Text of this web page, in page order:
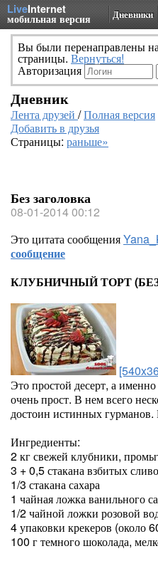
LiveInternet
мобильная версия Дневники
Вы были перенаправлены
страницы. Вернуться!
Авторизация
Дневник
Лента друзей /Полная версия
Добавить в друзья
Страницы: раньше»
Без заголовка
08-01-2014 00:12
Это цитата сообщения
сообщение
КЛУБНИЧНЫЙ ТОРТ
Это простой десерт, а
очень прост. В нем всего
достоин истинных гурманов.
Ингредиенты:
2 кг свежей клубники,
3 + 0,5 стакана взбитых
1/3 стакана сахара
1 чайная ложка ванильного
1/2 чайной ложки розовой
4 упаковки крекеров (около
100 г темного шоколада,